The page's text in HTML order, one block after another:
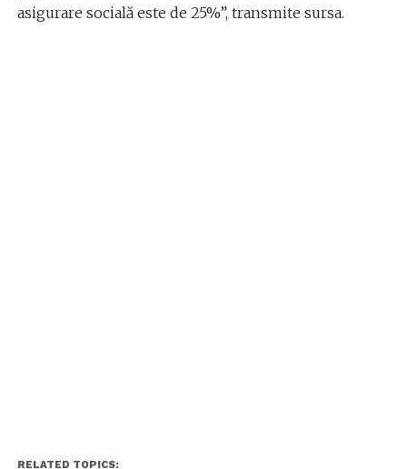
asigurare socială este de 25%”, transmite sursa.
RELATED TOPICS: